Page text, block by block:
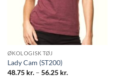
ØKOLOGISK TØJ
Lady Cam (ST200)
48.75 kr. – 56.25 kr.